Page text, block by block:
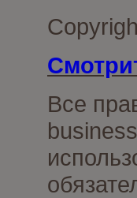
Все